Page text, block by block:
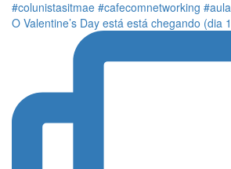
O Valentine’s Day está está chegando (dia